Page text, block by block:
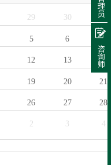
29 30 31
5 6 7
12 13 14
19 20 21
26 27 28
2 3 4
管理员
咨询师